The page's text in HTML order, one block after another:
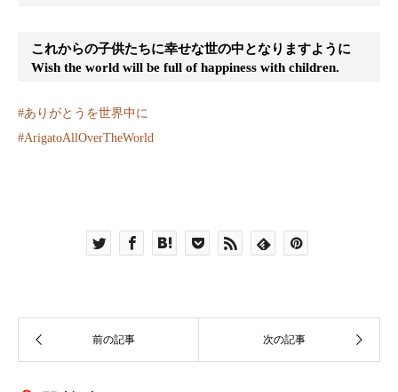
これからの子供たちに幸せな世の中となりますように
Wish the world will be full of happiness with children.
#ありがとうを世界中に
#ArigatoAllOverTheWorld